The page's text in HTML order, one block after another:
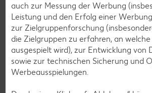
auch zur Messung der Werbung
Leistung und den Erfolg einer
zur Zielgruppenforschung
die Zielgruppen zu erfahren, an
ausgespielt wird), zur Entwicklung von
sowie zur technischen Sicherung und
Werbeausspielungen.